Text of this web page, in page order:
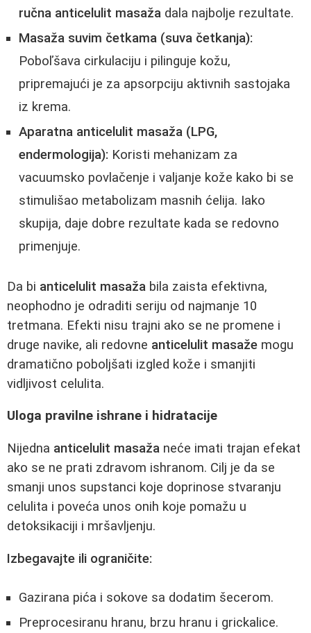
ručna anticelulit masaža dala najbolje rezultate.
Masaža suvim četkama (suva četkanja):
Poboľšava cirkulaciju i pilinguje kožu,
pripremajući je za apsorpciju aktivnih sastojaka
iz krema.
Aparatna anticelulit masaža (LPG,
endermologija): Koristi mehanizam za
vacuumsko povlačenje i valjanje kože kako bi se
stimulišao metabolizam masnih ćelija. Iako
skupija, daje dobre rezultate kada se redovno
primenjuje.
Da bi anticelulit masaža bila zaista efektivna,
neophodno je odraditi seriju od najmanje 10
tretmana. Efekti nisu trajni ako se ne promene i
druge navike, ali redovne anticelulit masaže mogu
dramatično poboljšati izgled kože i smanjiti
vidljivost celulita.
Uloga pravilne ishrane i hidratacije
Nijedna anticelulit masaža neće imati trajan efekat
ako se ne prati zdravom ishranom. Cilj je da se
smanji unos supstanci koje doprinose stvaranju
celulita i poveća unos onih koje pomažu u
detoksikaciji i mršavljenju.
Izbegavajte ili ograničite:
Gazirana pića i sokove sa dodatim šecerom.
Preprocesiranu hranu, brzu hranu i grickalice.